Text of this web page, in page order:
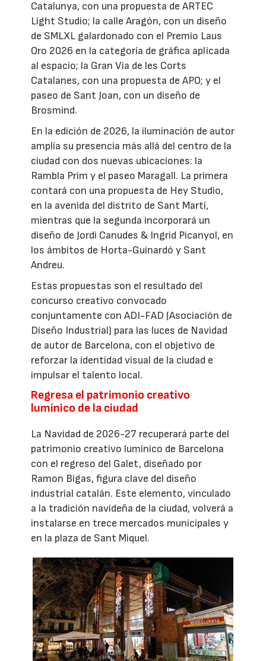
Catalunya, con una propuesta de ARTEC
Light Studio; la calle Aragón, con un diseño
de SMLXL galardonado con el Premio Laus
Oro 2026 en la categoría de gráfica aplicada
al espacio; la Gran Via de les Corts
Catalanes, con una propuesta de APO; y el
paseo de Sant Joan, con un diseño de
Brosmind.
En la edición de 2026, la iluminación de autor
amplía su presencia más allá del centro de la
ciudad con dos nuevas ubicaciones: la
Rambla Prim y el paseo Maragall. La primera
contará con una propuesta de Hey Studio,
en la avenida del distrito de Sant Martí,
mientras que la segunda incorporará un
diseño de Jordi Canudes & Ingrid Picanyol, en
los ámbitos de Horta-Guinardó y Sant
Andreu.
Estas propuestas son el resultado del
concurso creativo convocado
conjuntamente con ADI-FAD (Asociación de
Diseño Industrial) para las luces de Navidad
de autor de Barcelona, con el objetivo de
reforzar la identidad visual de la ciudad e
impulsar el talento local.
Regresa el patrimonio creativo
lumínico de la ciudad
La Navidad de 2026-27 recuperará parte del
patrimonio creativo lumínico de Barcelona
con el regreso del Galet, diseñado por
Ramon Bigas, figura clave del diseño
industrial catalán. Este elemento, vinculado
a la tradición navideña de la ciudad, volverá a
instalarse en trece mercados municipales y
en la plaza de Sant Miquel.